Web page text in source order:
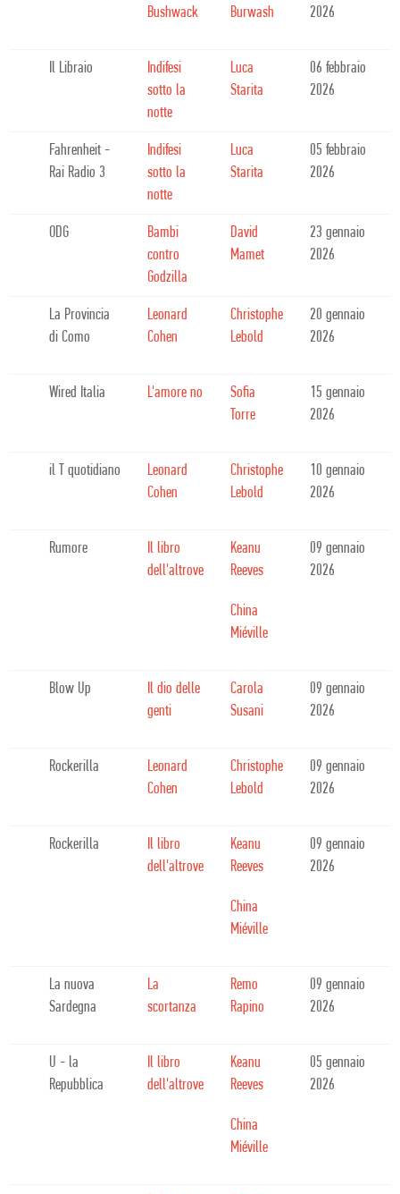
Bushwack
Burwash
2026
Il Libraio
Indifesi
sotto la
notte
Luca
Starita
06 febbraio
2026
Fahrenheit -
Rai Radio 3
Indifesi
sotto la
notte
Luca
Starita
05 febbraio
2026
ODG
Bambi
contro
Godzilla
David
Mamet
23 gennaio
2026
La Provincia
di Como
Leonard
Cohen
Christophe
Lebold
20 gennaio
2026
Wired Italia L'amore no
Sofia
Torre
15 gennaio
2026
il T quotidiano
Leonard
Cohen
Christophe
Lebold
10 gennaio
2026
Rumore
Il libro
dell'altrove
Keanu
Reeves
China
Miéville
09 gennaio
2026
Blow Up
Il dio delle
genti
Carola
Susani
09 gennaio
2026
Rockerilla
Leonard
Cohen
Christophe
Lebold
09 gennaio
2026
Rockerilla
Il libro
dell'altrove
Keanu
Reeves
China
Miéville
09 gennaio
2026
La nuova
Sardegna
La
scortanza
Remo
Rapino
09 gennaio
2026
U - la
Repubblica
Il libro
dell'altrove
Keanu
Reeves
China
Miéville
05 gennaio
2026